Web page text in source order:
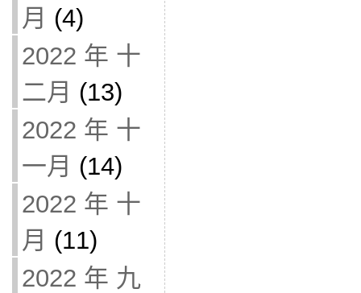
月 (4)
2022 年 十
二月 (13)
2022 年 十
一月 (14)
2022 年 十
月 (11)
2022 年 九